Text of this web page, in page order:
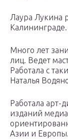
Лаура Лукина
Калининграде.
Много лет
лиц. Ведет
Работала с
Наталья
Работала арт-
изданий
Азии и Европы.